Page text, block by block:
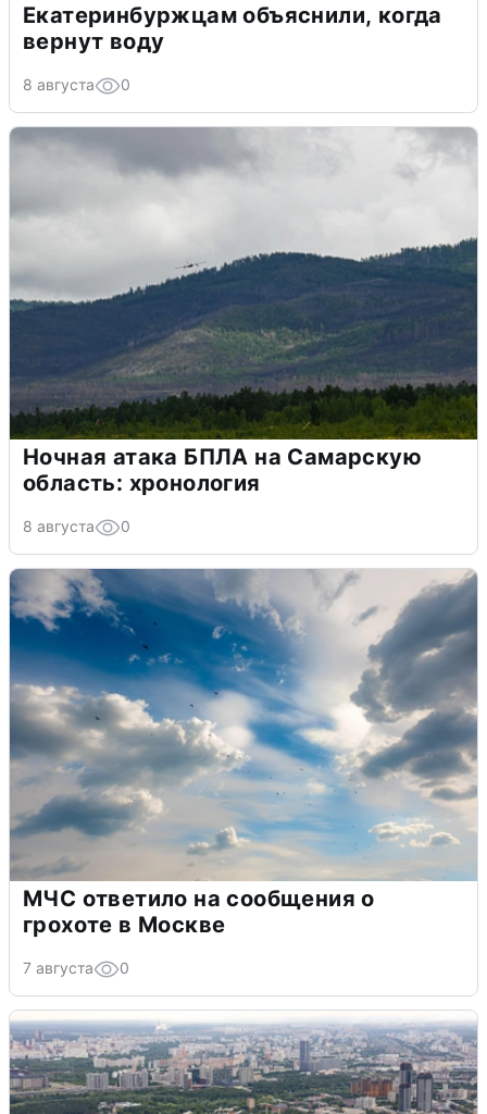
Екатеринбуржцам объяснили, когда
вернут воду
8 августа 0
Ночная атака БПЛА на Самарскую
область: хронология
8 августа 0
МЧС ответило на сообщения о
грохоте в Москве
7 августа 0